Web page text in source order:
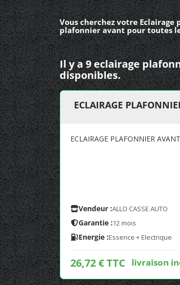
Vous cherchez votre Eclairage
plafonnier avant pour toutes
Il y a 9 eclairage
disponibles.
ECLAIRAGE
ECLAIRAGE PLAFONNIER
Vendeur :ALLO CASSE AUTO
Garantie :12 mois
Energie :Essence + Electrique
26,72 € TTC livraison